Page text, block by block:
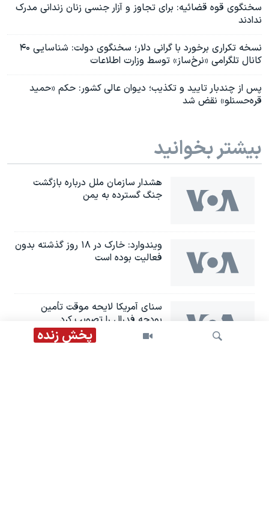
پخش زنده
سخنگوی قوه قضائیه: برای تجاوز و آزار جنسی زنان زندانی مدرک
ندادند
نسخه تکراری برخورد با گرانی دلار؛ سخنگوی دولت: شناسایی ۴۰
کانال تلگرامی «نرخ‌ساز» توسط وزارت اطلاعات
پس از چندبار تایید و تکذیب؛ دیوان عالی کشور: حکم «حمید
قره‌حسنلو» نقض شد
بیشتر بخوانید
هشدار سازمان ملل درباره بازگشت
جنگ گسترده به یمن
ویندوارد: خارک در ۱۸ روز گذشته بدون
فعالیت بوده است
سنای آمریکا لایحه موقت تأمین
بودجه فدرال را تصویب کرد